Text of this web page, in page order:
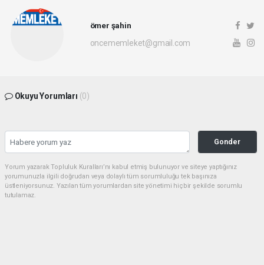
ömer şahin
oncememleket@gmail.com
Okuyu Yorumları (0)
Gonder
Yorum yazarak Topluluk Kuralları’nı kabul etmiş bulunuyor ve siteye yaptığınız
yorumunuzla ilgili doğrudan veya dolaylı tüm sorumluluğu tek başınıza
üstleniyorsunuz. Yazılan tüm yorumlardan site yönetimi hiçbir şekilde sorumlu
tutulamaz.